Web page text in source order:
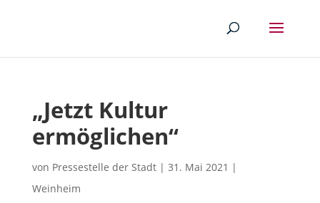
„Jetzt Kultur
ermöglichen“
von Pressestelle der Stadt| 31. Mai 2021 |
Weinheim